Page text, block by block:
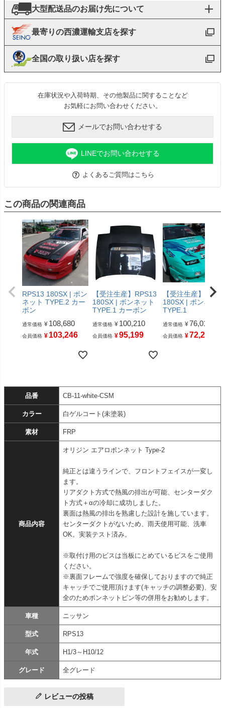
大型配送品のお届け先について
最寄りの西濃運輸支店を探す
全国の取り扱い店を探す
在庫状況や入荷時期、その他製品に関することなど
お気軽にお問い合わせください。
メールでお問い合わせする
LINEでお問い合わせする
よくあるご質問はこちら
この商品の関連商品
RPS13 180SX | ボン
ネット TYPE.2 カー
ボン
通常価格 ¥ 108,680
会員価格 ¥ 103,246
【受注生産】RPS13
180SX | ボンネット
TYPE.1 カーボン
通常価格 ¥ 100,210
会員価格 ¥95,199
【受注生産】
180SX | ボンネット
TYPE.1
通常価格 ¥76,010
会員価格 ¥72,209
品番 CB-11-white-CSM
カラー 白ゲルコート(未塗装)
素材 FRP
商品内容
オリジン エアロボンネット Type-2
純正とは違うラインで、フロントフェイスが一変し
ます。
リアダクト方式で熱風の排出が可能、センターダク
ト方式＋αの冷却に成功しました。
裏面は熱風の排出を熟慮した設計を施しています。
センターダクトがないため、雨天使用可能、洗車
OK。実装テスト済み。
※取付け用のビスは当板にとめているビスをご使用
ください。
※裏面フレームで強度を確保しておりますので純正
キャッチでご使用頂けます(キャッチの調整必要)、安
全のためボンネットピン等の併用をお勧めします。
車種 ニッサン
型式 RPS13
年式 H1/3～H10/12
グレード 全グレード
レビューの投稿